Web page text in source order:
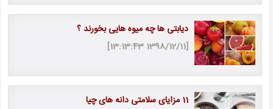
دیابتی ها چه میوه هایی بخورند ؟
[1398/12/11 13:13:43]
11 مزایای سلامتی دانه های چیا